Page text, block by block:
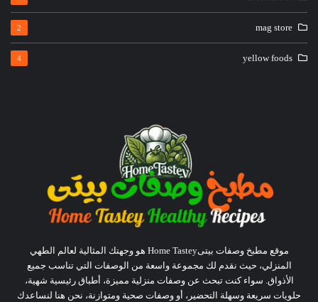
mag store
2
yellow foods
4
موقع مطبخ وصفات بيتىHome Tastey هو وجهتك المثالية لعالم الطهي
المنزلي، حيث نقدم لك مجموعة واسعة من الوصفات التي تناسب جميع
الأذواق. سواء كنت تبحث عن وصفات منزلية مميزة، أطباق رئيسية شهية،
حلويات سريعة وسهلة التحضير، أو وصفات صحية ومتوازنة، نحن هنا لنساعدك